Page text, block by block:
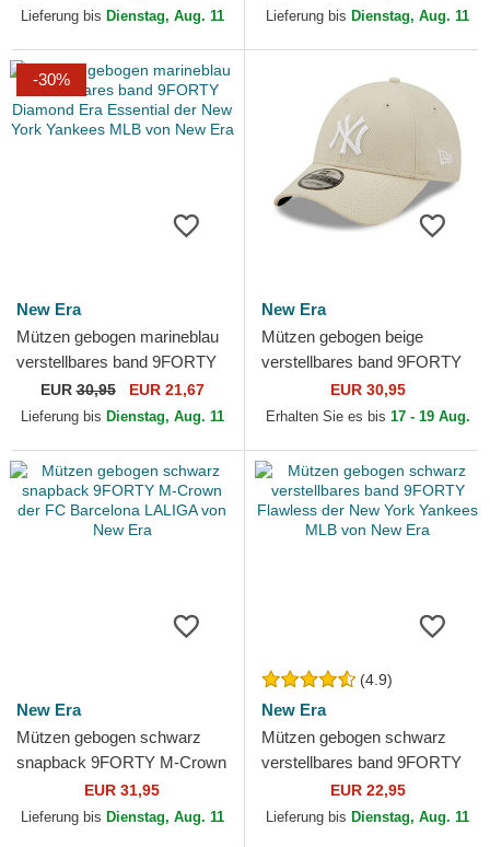
Yankees MLB von New Era
Lieferung bis Dienstag, Aug. 11
Yankees MLB von New Era
Lieferung bis Dienstag, Aug. 11
-30%
New Era
Mützen gebogen marineblau
verstellbares band 9FORTY
Diamond Era Essential der
New York Yankees...
EUR30,95 EUR 21,67
Lieferung bis Dienstag, Aug. 11
New Era
Mützen gebogen beige
verstellbares band 9FORTY
Diamond Era der New York
Yankees MLB von New Era
EUR 30,95
Erhalten Sie es bis 17 - 19 Aug.
New Era
Mützen gebogen schwarz
snapback 9FORTY M-Crown
der FC Barcelona LALIGA
von New Era
EUR 31,95
Lieferung bis Dienstag, Aug. 11
(4.9)
New Era
Mützen gebogen schwarz
verstellbares band 9FORTY
Flawless der New York
Yankees MLB von New Era
EUR 22,95
Lieferung bis Dienstag, Aug. 11